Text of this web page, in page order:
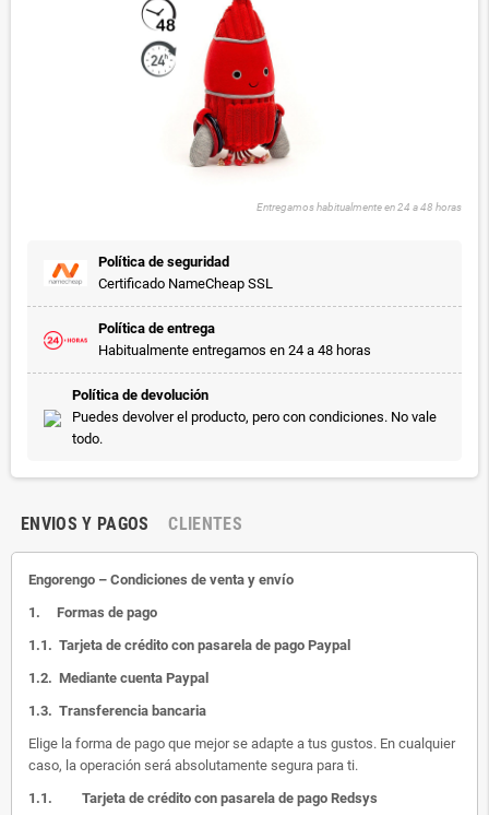
Entregamos habitualmente en 24 a 48 horas
Política de seguridad
Certificado NameCheap SSL
Política de entrega
Habitualmente entregamos en 24 a 48 horas
Política de devolución
Puedes devolver el producto, pero con condiciones. No vale
todo.
ENVIOS Y PAGOS CLIENTES
Engorengo – Condiciones de venta y envío
1. Formas de pago
1.1. Tarjeta de crédito con pasarela de pago Paypal
1.2. Mediante cuenta Paypal
1.3. Transferencia bancaria
Elige la forma de pago que mejor se adapte a tus gustos. En cualquier
caso, la operación será absolutamente segura para ti.
1.1. Tarjeta de crédito con pasarela de pago Redsys